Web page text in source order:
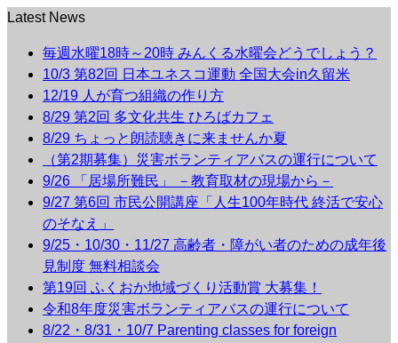
Latest News
毎週水曜18時～20時 みんくる水曜会どうでしょう？
10/3 第82回 日本ユネスコ運動 全国大会in久留米
12/19 人が育つ組織の作り方
8/29 第2回 多文化共生 ひろばカフェ
8/29 ちょっと朗読聴きに来ませんか夏
（第2期募集）災害ボランティアバスの運行について
9/26 「居場所難民」 －教育取材の現場から－
9/27 第6回 市民公開講座「人生100年時代 終活で安心
のそなえ」
9/25・10/30・11/27 高齢者・障がい者のための成年後
見制度 無料相談会
第19回 ふくおか地域づくり活動賞 大募集！
令和8年度災害ボランティアバスの運行について
8/22・8/31・10/7 Parenting classes for foreign